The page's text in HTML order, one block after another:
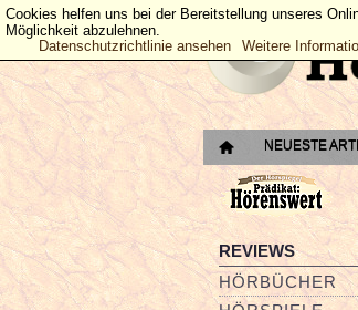
NEUESTE
REVIEWS
HÖRBÜCHER
Cookies helfen uns bei der Bereitstellung unseres
Möglichkeit abzulehnen.
Datenschutzrichtlinie ansehen
Weitere